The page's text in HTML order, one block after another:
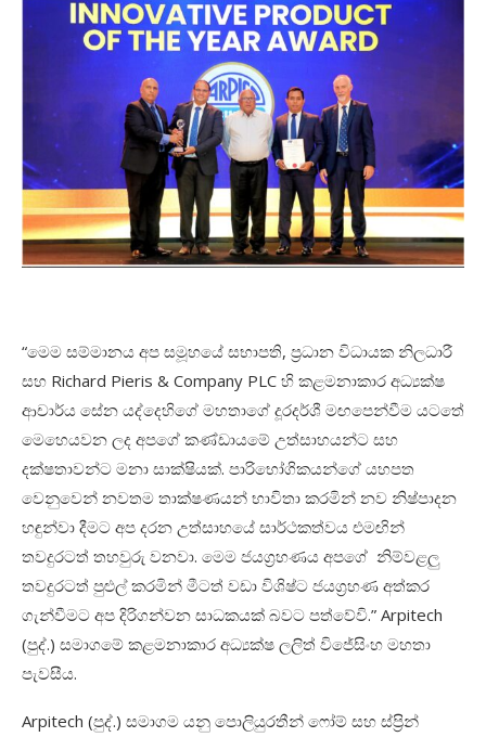
“මෙම සම්මානය අප සමූහයේ සභාපති, ප්‍රධාන විධායක නිලධාරී
සහ Richard Pieris & Company PLC හි කළමනාකාර අධ්‍යක්ෂ
ආචාර්ය සේන යද්දෙහිගේ මහතාගේ දූරදර්ශී මඟපෙන්වීම යටතේ
මෙහෙයවන ලද අපගේ කණ්ඩායමේ උත්සාහයන්ට සහ
දක්ෂතාවන්ට මනා සාක්ෂියක්. පාරිභෝගිකයන්ගේ යහපත
වෙනුවෙන් නවතම තාක්ෂණයන් භාවිතා කරමින් නව නිෂ්පාදන
හඳුන්වා දීමට අප දරන උත්සාහයේ සාර්ථකත්වය එමඟින්
තවදුරටත් තහවුරු වනවා. මෙම ජයග්‍රහණය අපගේ නිම්වළලු
තවදුරටත් පුළුල් කරමින් මීටත් වඩා විශිෂ්ට ජයග්‍රහණ අත්කර
ගැන්වීමට අප දිරිගන්වන සාධකයක් බවට පත්වේවි.” Arpitech
(පුද්.) සමාගමේ කළමනාකාර අධ්‍යක්ෂ ලලිත් විජේසිංහ මහතා
පැවසීය.
Arpitech (පුද්.) සමාගම යනු පොලියුරතීන් ෆෝම් සහ ස්ප්‍රින්